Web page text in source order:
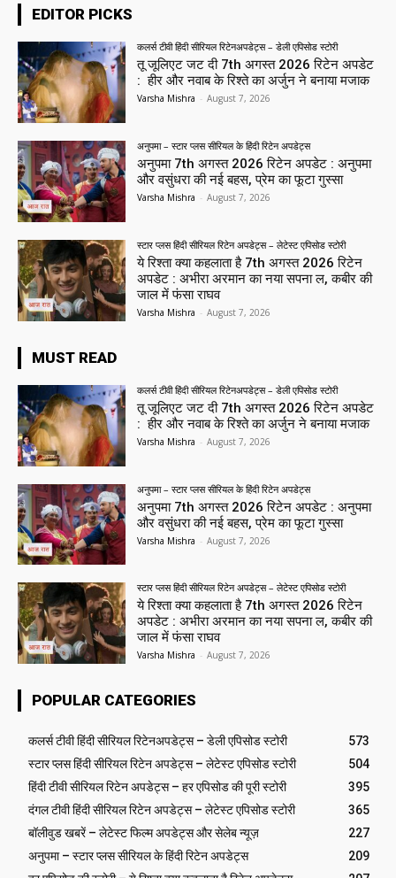
EDITOR PICKS
कलर्स टीवी हिंदी सीरियल रिटेनअपडेट्स – डेली एपिसोड स्टोरी
तू जूलिएट जट दी 7th अगस्त 2026 रिटेन अपडेट
: हीर और नवाब के रिश्ते का अर्जुन ने बनाया मजाक
Varsha Mishra - August 7, 2026
अनुपमा – स्टार प्लस सीरियल के हिंदी रिटेन अपडेट्स
अनुपमा 7th अगस्त 2026 रिटेन अपडेट : अनुपमा
और वसुंधरा की नई बहस, प्रेम का फूटा गुस्सा
Varsha Mishra - August 7, 2026
स्टार प्लस हिंदी सीरियल रिटेन अपडेट्स – लेटेस्ट एपिसोड स्टोरी
ये रिश्ता क्या कहलाता है 7th अगस्त 2026 रिटेन
अपडेट : अभीरा अरमान का नया सपना ल, कबीर की
जाल में फंसा राघव
Varsha Mishra - August 7, 2026
MUST READ
कलर्स टीवी हिंदी सीरियल रिटेनअपडेट्स – डेली एपिसोड स्टोरी
तू जूलिएट जट दी 7th अगस्त 2026 रिटेन अपडेट
: हीर और नवाब के रिश्ते का अर्जुन ने बनाया मजाक
Varsha Mishra - August 7, 2026
अनुपमा – स्टार प्लस सीरियल के हिंदी रिटेन अपडेट्स
अनुपमा 7th अगस्त 2026 रिटेन अपडेट : अनुपमा
और वसुंधरा की नई बहस, प्रेम का फूटा गुस्सा
Varsha Mishra - August 7, 2026
स्टार प्लस हिंदी सीरियल रिटेन अपडेट्स – लेटेस्ट एपिसोड स्टोरी
ये रिश्ता क्या कहलाता है 7th अगस्त 2026 रिटेन
अपडेट : अभीरा अरमान का नया सपना ल, कबीर की
जाल में फंसा राघव
Varsha Mishra - August 7, 2026
POPULAR CATEGORIES
कलर्स टीवी हिंदी सीरियल रिटेनअपडेट्स – डेली एपिसोड स्टोरी
573
स्टार प्लस हिंदी सीरियल रिटेन अपडेट्स – लेटेस्ट एपिसोड स्टोरी
504
हिंदी टीवी सीरियल रिटेन अपडेट्स – हर एपिसोड की पूरी स्टोरी
395
दंगल टीवी हिंदी सीरियल रिटेन अपडेट्स – लेटेस्ट एपिसोड स्टोरी
365
बॉलीवुड खबरें – लेटेस्ट फिल्म अपडेट्स और सेलेब न्यूज़
227
अनुपमा – स्टार प्लस सीरियल के हिंदी रिटेन अपडेट्स
209